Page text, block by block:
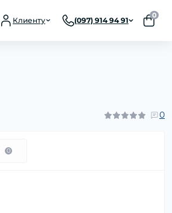
Клиенту (097) 914 94 91
0
0
0